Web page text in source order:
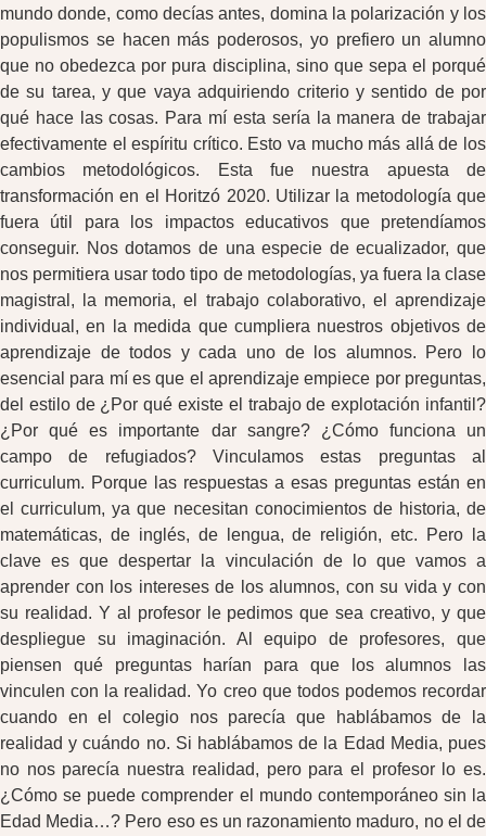
mundo donde, como decías antes, domina la polarización y los
populismos se hacen más poderosos, yo prefiero un alumno
que no obedezca por pura disciplina, sino que sepa el porqué
de su tarea, y que vaya adquiriendo criterio y sentido de por
qué hace las cosas. Para mí esta sería la manera de trabajar
efectivamente el espíritu crítico. Esto va mucho más allá de los
cambios metodológicos. Esta fue nuestra apuesta de
transformación en el Horitzó 2020. Utilizar la metodología que
fuera útil para los impactos educativos que pretendíamos
conseguir. Nos dotamos de una especie de ecualizador, que
nos permitiera usar todo tipo de metodologías, ya fuera la clase
magistral, la memoria, el trabajo colaborativo, el aprendizaje
individual, en la medida que cumpliera nuestros objetivos de
aprendizaje de todos y cada uno de los alumnos. Pero lo
esencial para mí es que el aprendizaje empiece por preguntas,
del estilo de ¿Por qué existe el trabajo de explotación infantil?
¿Por qué es importante dar sangre? ¿Cómo funciona un
campo de refugiados? Vinculamos estas preguntas al
curriculum. Porque las respuestas a esas preguntas están en
el curriculum, ya que necesitan conocimientos de historia, de
matemáticas, de inglés, de lengua, de religión, etc. Pero la
clave es que despertar la vinculación de lo que vamos a
aprender con los intereses de los alumnos, con su vida y con
su realidad. Y al profesor le pedimos que sea creativo, y que
despliegue su imaginación. Al equipo de profesores, que
piensen qué preguntas harían para que los alumnos las
vinculen con la realidad. Yo creo que todos podemos recordar
cuando en el colegio nos parecía que hablábamos de la
realidad y cuándo no. Si hablábamos de la Edad Media, pues
no nos parecía nuestra realidad, pero para el profesor lo es.
¿Cómo se puede comprender el mundo contemporáneo sin la
Edad Media…? Pero eso es un razonamiento maduro, no el de